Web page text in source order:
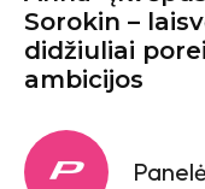
Sorokin –
didžiuliai
ambicijos